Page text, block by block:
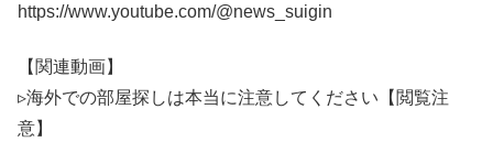
https://www.youtube.com/@news_suigin
【関連動画】
▹海外での部屋探しは本当に注意してください【閲覧注
意】